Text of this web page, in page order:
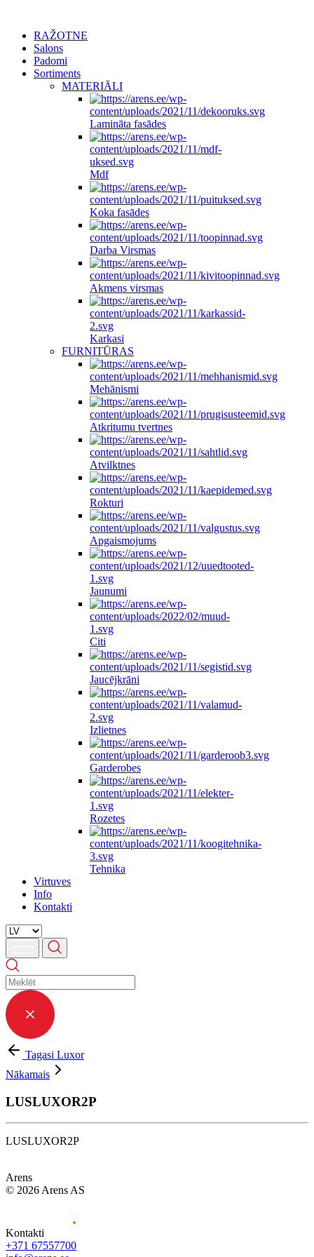
RAŽOTNE
Salons
Padomi
Sortiments
MATERIĀLI
Lamināta fasādes
Mdf
Koka fasādes
Darba Virsmas
Akmens virsmas
Karkasi
FURNITŪRAS
Mehānismi
Atkritumu tvertnes
Atvilktnes
Rokturi
Apgaismojums
Jaunumi
Citi
Jaucējkrāni
Izlietnes
Garderobes
Rozetes
Tehnika
Virtuves
Info
Kontakti
Tagasi Luxor
Nākamais
LUSLUXOR2P
LUSLUXOR2P
Arens
© 2026 Arens AS
Kontakti
+371 67557700